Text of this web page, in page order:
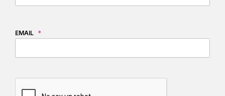
EMAIL *